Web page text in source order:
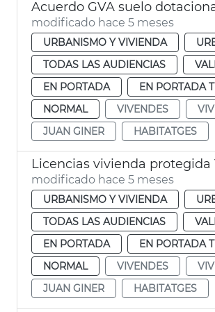
modificado hace 5 meses
URBANISMO Y VIVIENDA
TODAS LAS AUDIENCIAS
EN PORTADA
EN PORTADA
NORMAL
VIVENDES
JUAN GINER
HABITATGES
Licencias vivienda protegida
modificado hace 5 meses
URBANISMO Y VIVIENDA
TODAS LAS AUDIENCIAS
EN PORTADA
EN PORTADA
NORMAL
VIVENDES
JUAN GINER
HABITATGES